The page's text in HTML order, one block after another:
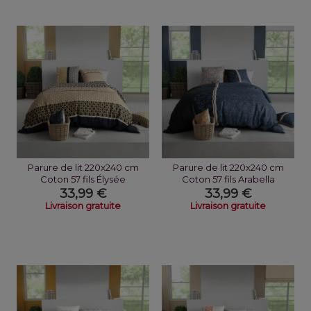
Parure de lit 220x240 cm
Coton 57 fils Élysée
33,99 €
Livraison gratuite
Parure de lit 220x240 cm
Coton 57 fils Arabella
33,99 €
Livraison gratuite